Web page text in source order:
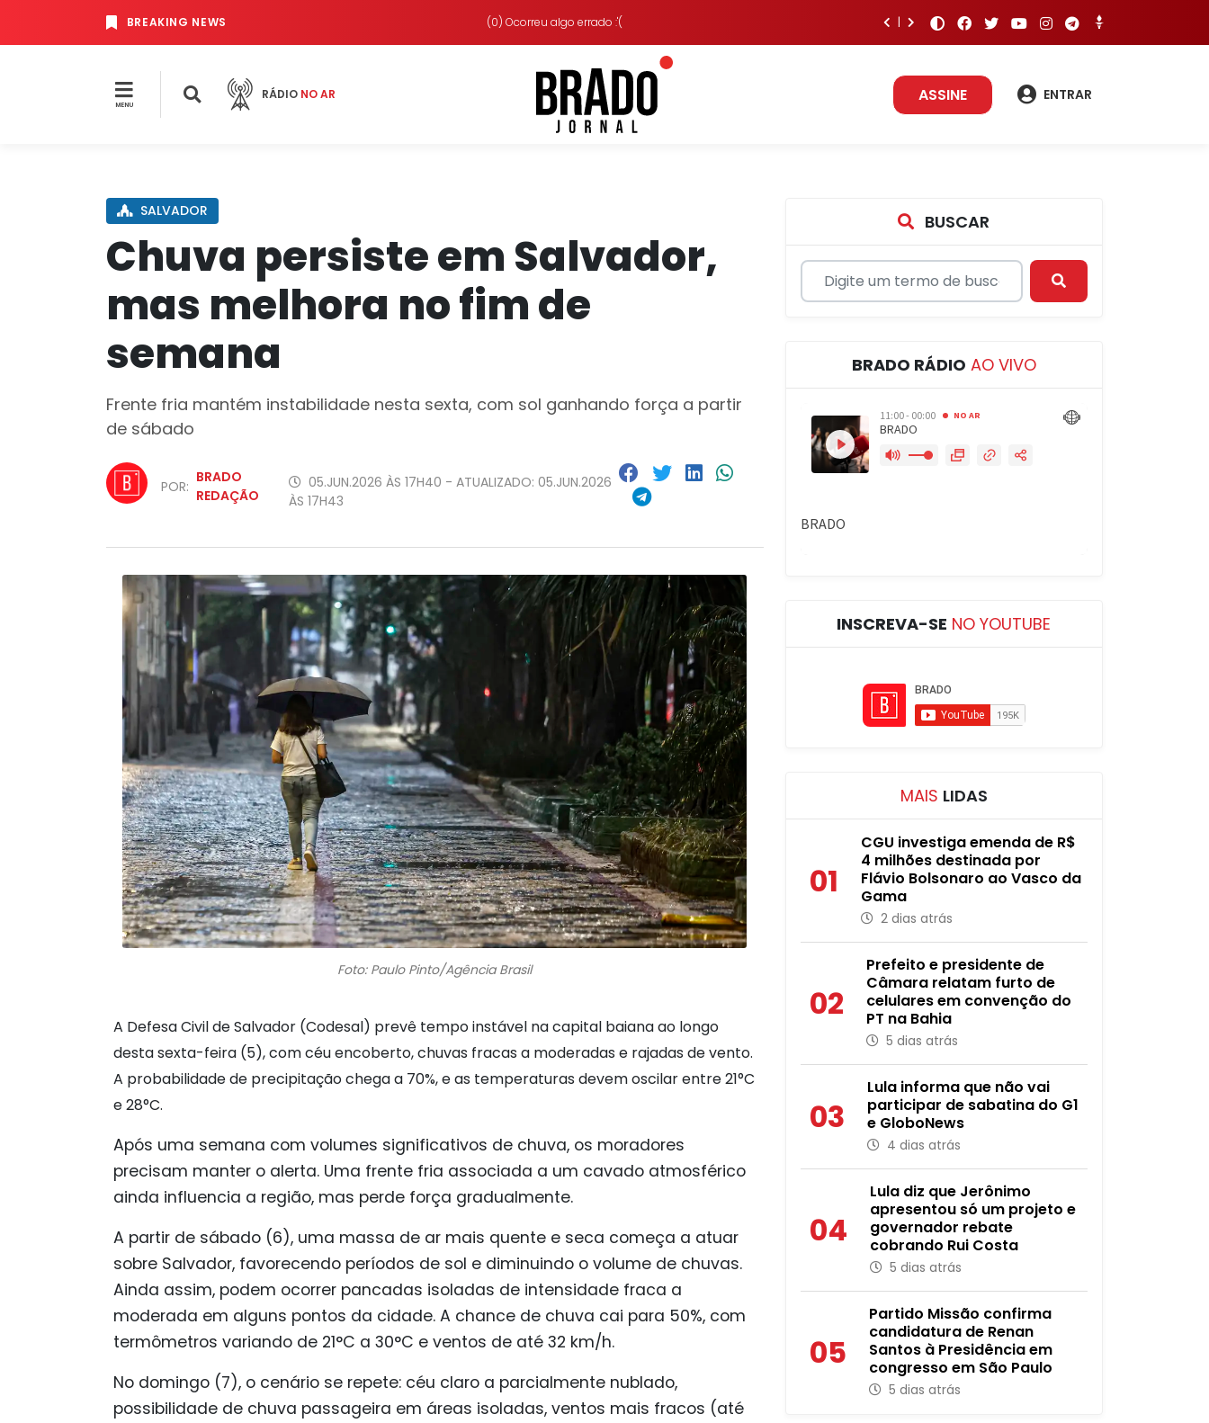
BREAKING NEWS (0) Ocorreu algo errado :'(
MENU
RÁDIO NO AR ASSINE ENTRAR
SALVADOR
Chuva persiste em Salvador,
mas melhora no fim de
semana
Frente fria mantém instabilidade nesta sexta, com sol ganhando força a partir
de sábado
POR:
BRADO
REDAÇÃO
05.JUN.2026 ÀS 17H40 - ATUALIZADO: 05.JUN.2026
ÀS 17H43
Foto: Paulo Pinto/Agência Brasil
A Defesa Civil de Salvador (Codesal) prevê tempo instável na capital baiana ao longo
desta sexta-feira (5), com céu encoberto, chuvas fracas a moderadas e rajadas de vento.
A probabilidade de precipitação chega a 70%, e as temperaturas devem oscilar entre 21°C
e 28°C.
Após uma semana com volumes significativos de chuva, os moradores
precisam manter o alerta. Uma frente fria associada a um cavado atmosférico
ainda influencia a região, mas perde força gradualmente.
A partir de sábado (6), uma massa de ar mais quente e seca começa a atuar
sobre Salvador, favorecendo períodos de sol e diminuindo o volume de chuvas.
Ainda assim, podem ocorrer pancadas isoladas de intensidade fraca a
moderada em alguns pontos da cidade. A chance de chuva cai para 50%, com
termômetros variando de 21°C a 30°C e ventos de até 32 km/h.
No domingo (7), o cenário se repete: céu claro a parcialmente nublado,
possibilidade de chuva passageira em áreas isoladas, ventos mais fracos (até
BUSCAR
BRADO RÁDIO AO VIVO
INSCREVA-SE NO YOUTUBE
MAIS LIDAS
01
CGU investiga emenda de R$
4 milhões destinada por
Flávio Bolsonaro ao Vasco da
Gama
2 dias atrás
02
Prefeito e presidente de
Câmara relatam furto de
celulares em convenção do
PT na Bahia
5 dias atrás
03
Lula informa que não vai
participar de sabatina do G1
e GloboNews
4 dias atrás
04
Lula diz que Jerônimo
apresentou só um projeto e
governador rebate
cobrando Rui Costa
5 dias atrás
05
Partido Missão confirma
candidatura de Renan
Santos à Presidência em
congresso em São Paulo
5 dias atrás